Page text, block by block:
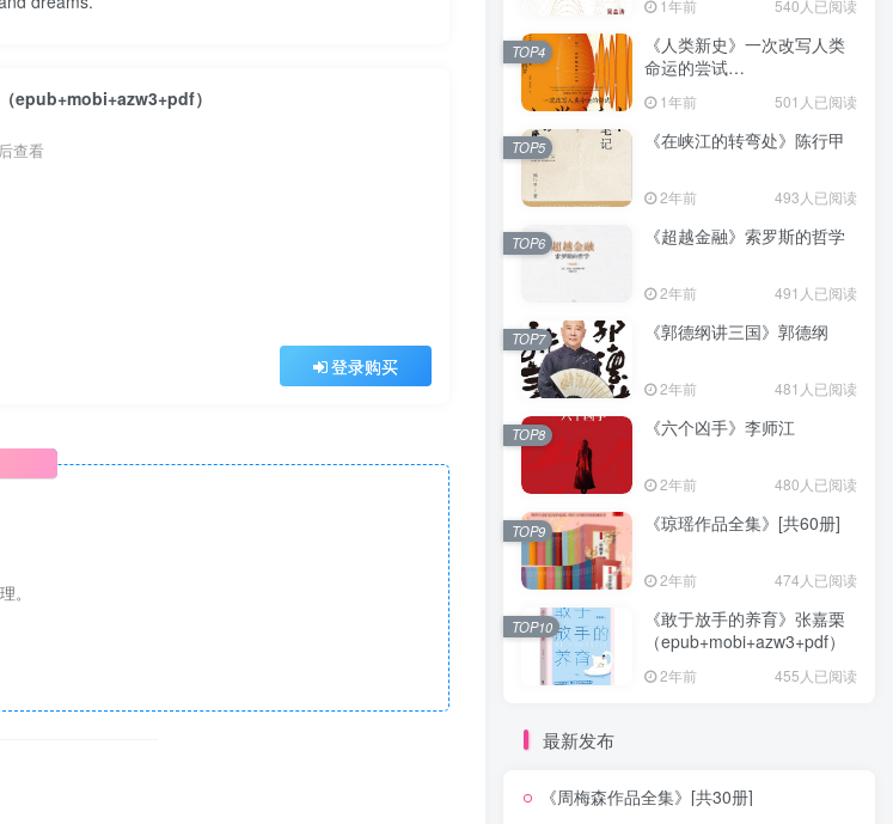
epub+mobi+azw3+pdf）
查看
登录购买
。
1年前 540人已阅读
《人类新史》一次改写人类
命运的尝试
1年前 501人已阅读
TOP4
《在峡江的转弯处》陈行甲
2年前 493人已阅读
TOP5
《超越金融》索罗斯的哲学
2年前 491人已阅读
TOP6
《郭德纲讲三国》郭德纲
2年前 481人已阅读
TOP7
《六个凶手》李师江
2年前 480人已阅读
TOP8
《琼瑶作品全集》[共60册]
2年前 474人已阅读
TOP9
《敢于放手的养育》张嘉栗
（epub+mobi+azw3+pdf）
2年前 455人已阅读
TOP10
最新发布
《周梅森作品全集》[共30册]